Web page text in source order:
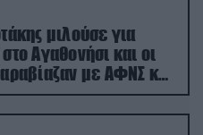
μιλούσε για
Αγαθονήσι και οι
με ΑΦΝΣ και